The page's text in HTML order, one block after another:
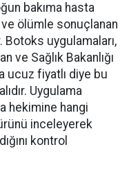
bakıma hasta
ve ölümle sonuçlanan
uygulamaları,
ve Sağlık Bakanlığı
ucuz fiyatlı diye bu
Uygulama
hekimine hangi
ürünü inceleyerek
kontrol